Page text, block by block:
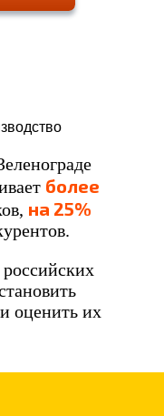
более
на 25%
оценить их